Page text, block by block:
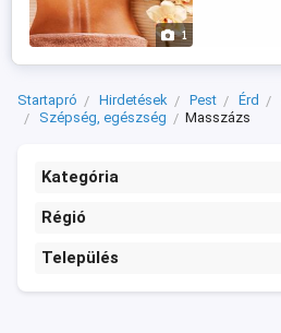
1
Startapró Hirdetések Pest Érd
Szépség, egészség
Masszázs
Kategória
Régió
Település